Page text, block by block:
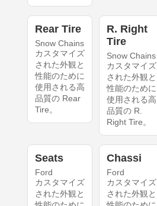
Rear Tire
Snow Chains
カスタマイズ
された外観と
性能のために
使用される高
品質の Rear
Tire。
R. Right
Tire
Snow Chains
カスタマイズ
された外観と
性能のために
使用される高
品質の R.
Right Tire。
Seats
Ford
カスタマイズ
された外観と
Chassi
Ford
カスタマイズ
された外観と